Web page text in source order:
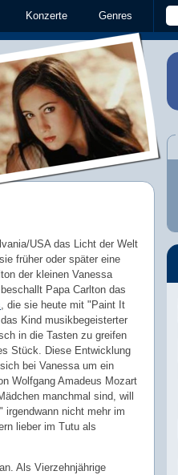
Konzerte Genres
USA das Licht der Welt
früher oder später eine
der kleinen Vanessa
Papa Carlton das
, die sie heute mit "Paint It
Kind musikbegeisterter
in die Tasten zu greifen
Stück. Diese Entwicklung
bei Vanessa um ein
Wolfgang Amadeus Mozart
manchmal sind, will
irgendwann nicht mehr im
lieber im Tutu als
Als Vierzehnjährige